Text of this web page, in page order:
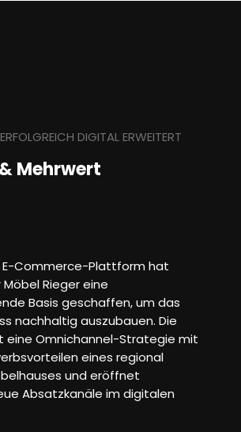
DIGITAL ERWEITERT
Mehrwert
E-Commerce-Plattform hat
Rieger eine
Basis geschaffen, um das
nachhaltig auszubauen. Die
eine Omnichannel-Strategie mit
eines regional
und eröffnet
Absatzkanäle im digitalen